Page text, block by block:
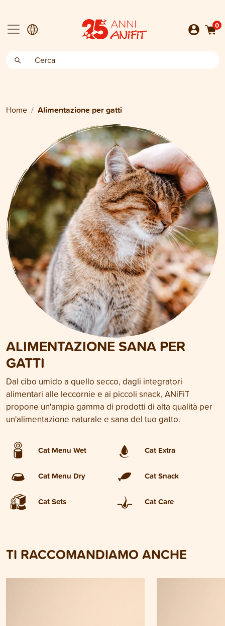
0
Home Alimentazione per gatti
ALIMENTAZIONE SANA PER
GATTI
Dal cibo umido a quello secco, dagli integratori
alimentari alle leccornie e ai piccoli snack, ANiFiT
propone un'ampia gamma di prodotti di alta qualità per
un'alimentazione naturale e sana del tuo gatto.
Cat Menu Wet
Cat Menu Dry
Cat Sets
Cat Extra
Cat Snack
Cat Care
TI RACCOMANDIAMO ANCHE